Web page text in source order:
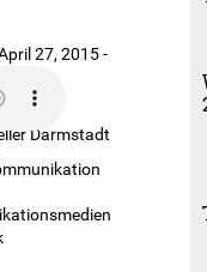
27, 2015 -
Darmstadt